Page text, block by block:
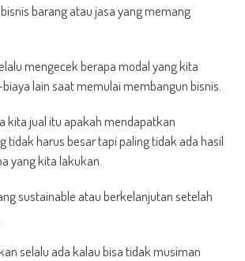
barang atau jasa yang memang
mengecek berapa modal yang kita
lain saat memulai membangun bisnis.
kita jual itu apakah mendapatkan
tidak harus besar tapi paling tidak ada hasil
yang kita lakukan.
sustainable atau berkelanjutan setelah
selalu ada kalau bisa tidak musiman